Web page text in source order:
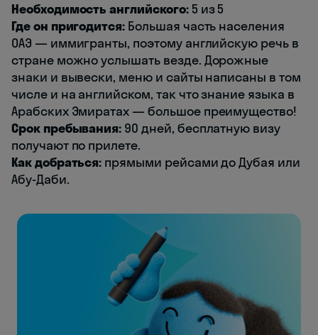
Необходимость английского:5 из 5
Где он пригодится: Большая часть населения
ОАЭ — иммигранты, поэтому английскую речь в
стране можно услышать везде. Дорожные
знаки и вывески, меню и сайты написаны в том
числе и на английском, так что знание языка в
Арабских Эмиратах — большое преимущество!
Срок пребывания: 90 дней, бесплатную визу
получают по прилете.
Как добраться: прямыми рейсами до Дубая или
Абу-Даби.